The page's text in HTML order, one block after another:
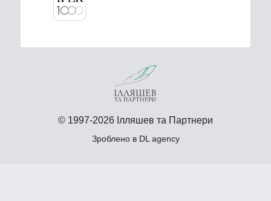
© 1997-2026 Ілляшев та Партнери
Зроблено в DL agency